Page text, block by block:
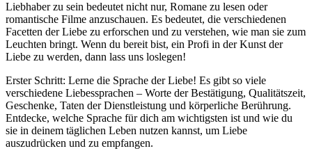
Liebhaber zu sein bedeutet nicht nur, Romane zu lesen oder
romantische Filme anzuschauen. Es bedeutet, die verschiedenen
Facetten der Liebe zu erforschen und zu verstehen, wie man sie zum
Leuchten bringt. Wenn du bereit bist, ein Profi in der Kunst der
Liebe zu werden, dann lass uns loslegen!
Erster Schritt: Lerne die Sprache der Liebe! Es gibt so viele
verschiedene Liebessprachen – Worte der Bestätigung, Qualitätszeit,
Geschenke, Taten der Dienstleistung und körperliche Berührung.
Entdecke, welche Sprache für dich am wichtigsten ist und wie du
sie in deinem täglichen Leben nutzen kannst, um Liebe
auszudrücken und zu empfangen.